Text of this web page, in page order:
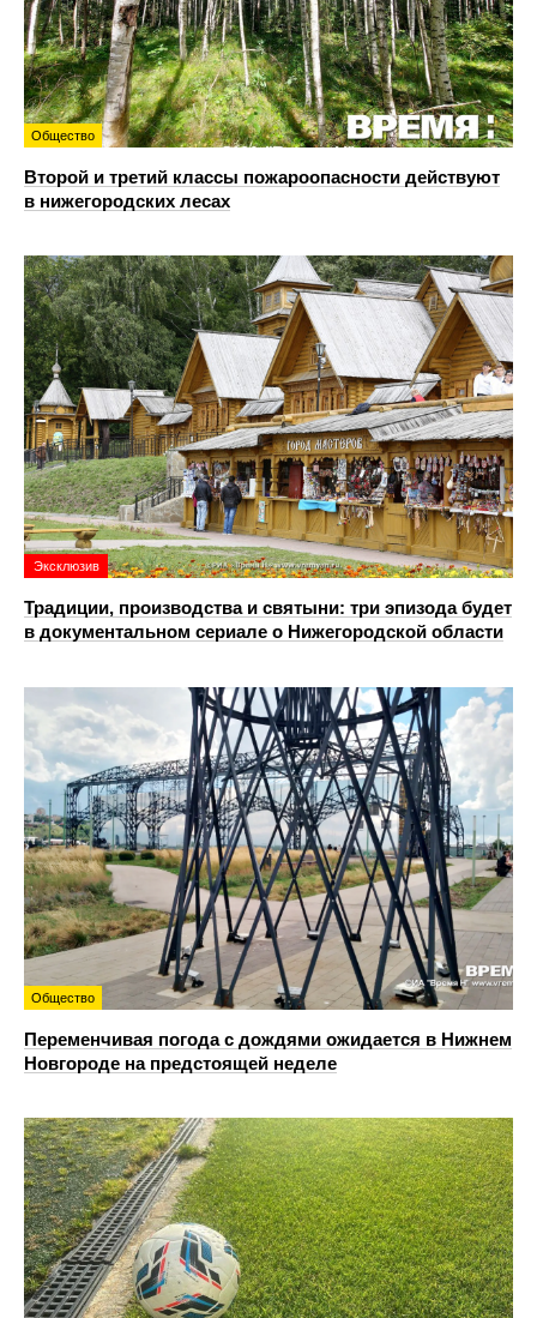
Общество
Второй и третий классы пожароопасности действуют
в нижегородских лесах
Эксклюзив
Традиции, производства и святыни: три эпизода будет
в документальном сериале о Нижегородской области
Общество
Переменчивая погода с дождями ожидается в Нижнем
Новгороде на предстоящей неделе